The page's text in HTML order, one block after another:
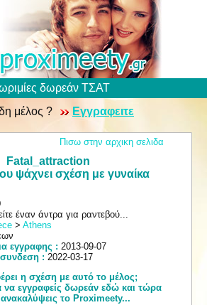
δωρεάν ΤΣΑΤ
μέλος ?
Εγγραφειτε
Πισω στην αρχικη σελιδα
Fatal_attraction
ψάχνει σχέση με γυναίκα
έναν άντρα για ραντεβού...
> Athens
εγγραφης : 2013-09-07
συνδεση : 2022-03-17
η σχέση με αυτό το μέλος;
να εγγραφείς δωρεάν εδώ και τώρα
το Proximeety...